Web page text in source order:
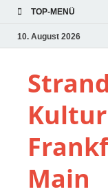
TOP-MENÜ
10. August 2026
Main